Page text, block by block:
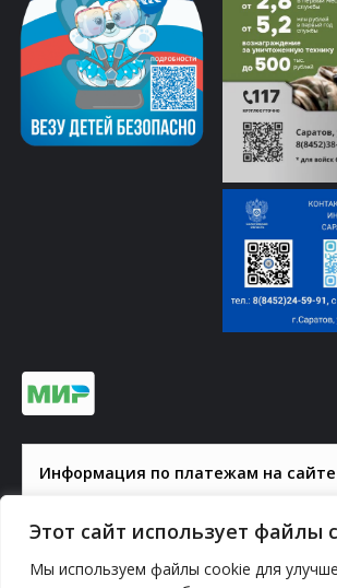
Этот сайт использует файлы
Мы используем файлы cookie для
Информация по платежам на сайте
© 2000-2026, ГАУК СОМ КВЦ